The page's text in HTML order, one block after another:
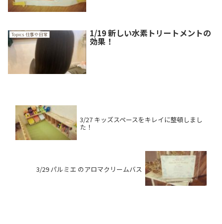
Topics 仕事や日常 1/19 新しい水素トリートメントの
効果！
3/27 キッズスペースをキレイに整頓しまし
た！
3/29 パルミエ のアロマクリームバス